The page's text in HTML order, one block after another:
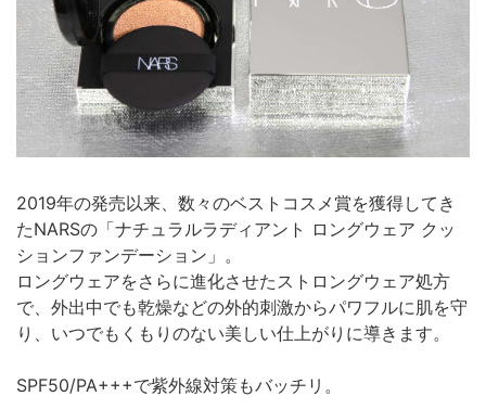
2019年の発売以来、数々のベストコスメ賞を獲得してき
たNARSの「ナチュラルラディアント ロングウェア クッ
ションファンデーション」。
ロングウェアをさらに進化させたストロングウェア処方
で、外出中でも乾燥などの外的刺激からパワフルに肌を守
り、いつでもくもりのない美しい仕上がりに導きます。
SPF50/PA+++で紫外線対策もバッチリ。